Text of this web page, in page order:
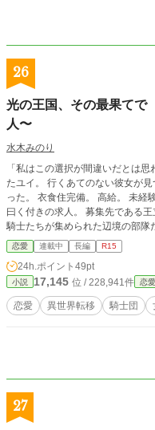
26
光の王国、その最果て
人〜
水木みのり
「私はこの選択が間違いだとは思わない」 帰宅直後、突然異世
たユイ。 行くあてのない彼女が見つけたのは、条件の良すぎる騎士団の求人だ
った。 衣食住完備。 高給。 未経験歓迎。 身元保証人不要。 ⸺でもそれは、
曰く付きの求人。 募集先である王立第七辺境騎士団は、“呪われた者”と蔑まれた
騎士たちが集められた辺境の部隊
合わせの日常を生きている。 これは、希望を捨てた騎士たちと、ひとりの異世
界人による『光の届かない場所』
恋愛 連載中 長編 R15
24h.ポイント 49pt
小説 17,145 位 / 228,941件 恋愛
恋愛 異世界転移 騎士団
27